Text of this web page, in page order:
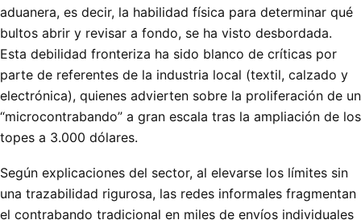
aduanera, es decir, la habilidad física para determinar qué
bultos abrir y revisar a fondo, se ha visto desbordada.
Esta debilidad fronteriza ha sido blanco de críticas por
parte de referentes de la industria local (textil, calzado y
electrónica), quienes advierten sobre la proliferación de un
“microcontrabando” a gran escala tras la ampliación de los
topes a 3.000 dólares.
Según explicaciones del sector, al elevarse los límites sin
una trazabilidad rigurosa, las redes informales fragmentan
el contrabando tradicional en miles de envíos individuales